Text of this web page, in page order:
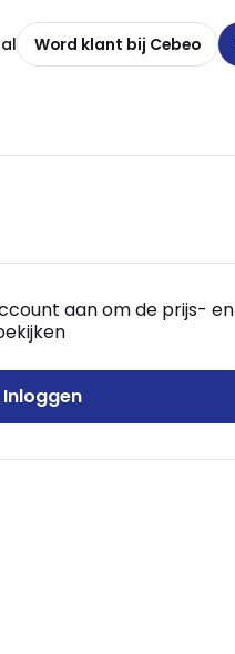
Word klant bij Cebeo
aan om de prijs- en
Inloggen